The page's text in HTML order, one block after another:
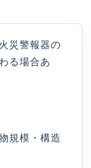
災警報器の
る場合あ
規模・構造